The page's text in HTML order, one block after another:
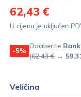
62,43 €
U cijenu je uključen
-5%
Odaberite
(62,43 € →
Veličina